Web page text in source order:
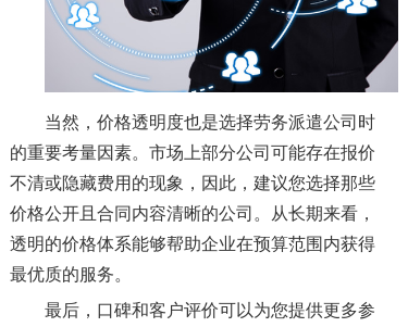
当然，价格透明度也是选择劳务派遣公司时
的重要考量因素。市场上部分公司可能存在报价
不清或隐藏费用的现象，因此，建议您选择那些
价格公开且合同内容清晰的公司。从长期来看，
透明的价格体系能够帮助企业在预算范围内获得
最优质的服务。
最后，口碑和客户评价可以为您提供更多参